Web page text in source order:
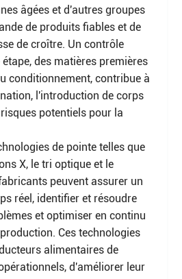
âgées et d'autres groupes
de produits fiables et de
de croître. Un contrôle
des matières premières
conditionnement, contribue à
l'introduction de corps
potentiels pour la
de pointe telles que
X, le tri optique et le
peuvent assurer un
réel, identifier et résoudre
et optimiser en continu
Ces technologies
alimentaires de
d'améliorer leur